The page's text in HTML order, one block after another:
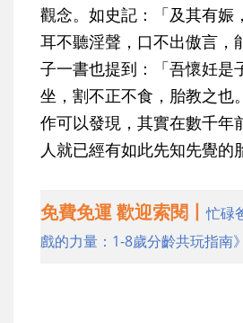
觀念。如史記：「及其有娠
耳不聽淫聲，口不出傲言，
子一書也提到：「吾懷妊是
坐，割不正不食，胎教之也
作可以發現，其實在數千年
人就已經有如此先知先覺的
免費免運 歡迎索閱丨忙碌
戲的力量：1-8歲分齡共玩指南》